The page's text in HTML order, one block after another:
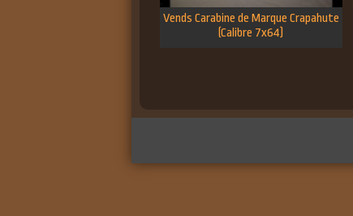
Vends Carabine de Marque Crapahute
(Calibre 7x64)